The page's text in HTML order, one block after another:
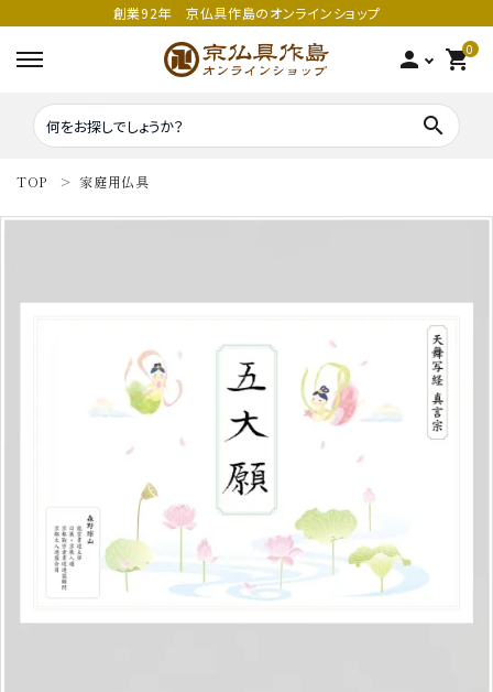
創業92年 京仏具作島のオンラインショップ
person 0
shopping_cart
search
印金
ご利用ガイド
プライバシーポリシー
TOP 家庭用仏具